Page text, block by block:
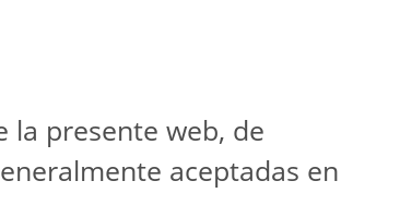
la presente web, de
aceptadas en